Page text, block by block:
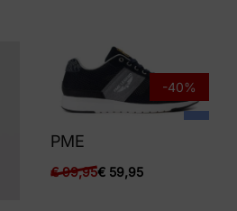
-40%
PME
€99,95€59,95